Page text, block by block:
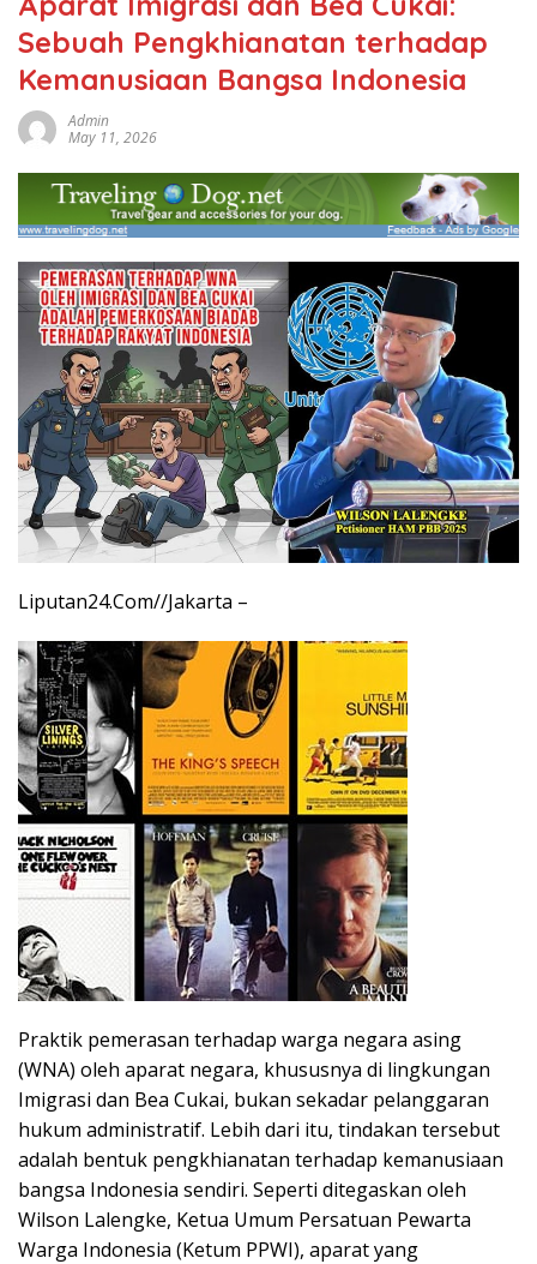
Sebuah Pengkhianatan terhadap
Kemanusiaan Bangsa Indonesia
Admin
May 11, 2026
Liputan24.Com//Jakarta –
Praktik pemerasan terhadap warga negara asing
(WNA) oleh aparat negara, khususnya di lingkungan
Imigrasi dan Bea Cukai, bukan sekadar pelanggaran
hukum administratif. Lebih dari itu, tindakan tersebut
adalah bentuk pengkhianatan terhadap kemanusiaan
bangsa Indonesia sendiri. Seperti ditegaskan oleh
Wilson Lalengke, Ketua Umum Persatuan Pewarta
Warga Indonesia (Ketum PPWI), aparat yang